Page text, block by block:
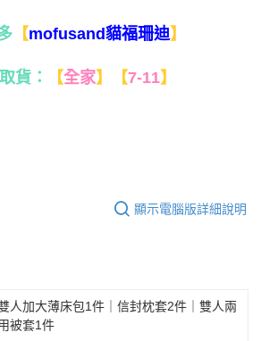
【mofusand貓福珊迪】
貨： 【全家】 【7-11】
顯示電腦版詳細說明
人加大薄床包1件｜信封枕套2件｜雙人兩
被套1件